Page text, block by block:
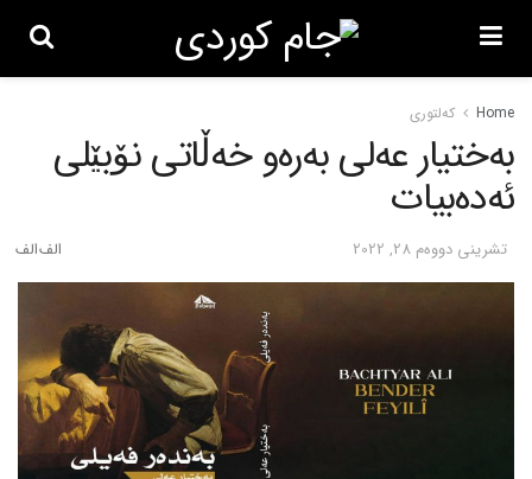
Home کەلتوری
بەختیار عەلی بەرەو خەڵاتی نۆبێلی
ئەدەبیات
تشرینی دووه‌م 28, 2022